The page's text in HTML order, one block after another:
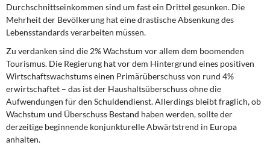
Durchschnittseinkommen sind um fast ein Drittel gesunken. Die
Mehrheit der Bevölkerung hat eine drastische Absenkung des
Lebensstandards verarbeiten müssen.
Zu verdanken sind die 2% Wachstum vor allem dem boomenden
Tourismus. Die Regierung hat vor dem Hintergrund eines positiven
Wirtschaftswachstums einen Primärüberschuss von rund 4%
erwirtschaftet – das ist der Haushaltsüberschuss ohne die
Aufwendungen für den Schuldendienst. Allerdings bleibt fraglich, ob
Wachstum und Überschuss Bestand haben werden, sollte der
derzeitige beginnende konjunkturelle Abwärtstrend in Europa
anhalten.